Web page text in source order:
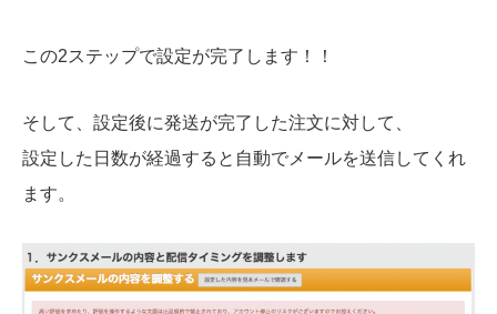
この2ステップで設定が完了します！！
そして、設定後に発送が完了した注文に対して、
設定した日数が経過すると自動でメールを送信してくれ
ます。